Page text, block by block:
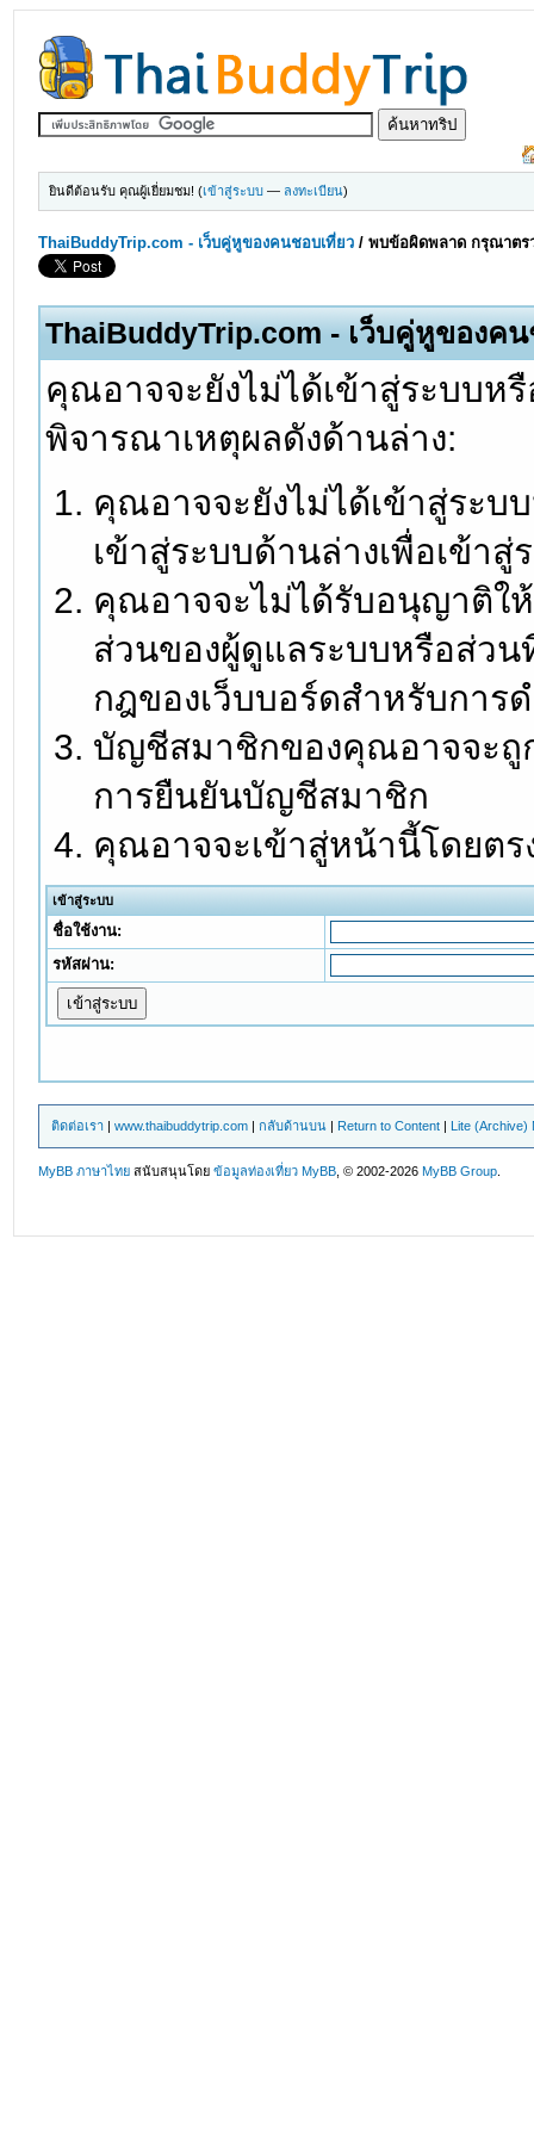
ยินดีต้อนรับ คุณผู้เยี่ยมชม! (เข้าสู่ระบบ — ลงทะเบียน)
ThaiBuddyTrip.com - เว็บคู่หูของคนชอบเที่ยว /พบข้อผิดพลาด กรุณาตร
ThaiBuddyTrip.com - เว็บคู่หูของค
คุณอาจจะยังไม่ได้เข้าสู่ระบบ
พิจารณาเหตุผลดังด้านล่าง:
คุณอาจจะยังไม่ได้เข้าสู่ระบ
เข้าสู่ระบบด้านล่างเพื่อเข้า
คุณอาจจะไม่ได้รับอนุญาติใ
ส่วนของผู้ดูแลระบบหรือส่ว
กฎของเว็บบอร์ดสำหรับการ
บัญชีสมาชิกของคุณอาจจะถู
การยืนยันบัญชีสมาชิก
คุณอาจจะเข้าสู่หน้านี้โดยต
เข้าสู่ระบบ
ชื่อใช้งาน:
รหัสผ่าน:
ติดต่อเรา |www.thaibuddytrip.com |กลับด้านบน | Return to Content | Lite (Archive)
MyBB ภาษาไทย สนับสนุนโดยข้อมูลท่องเที่ยว MyBB , © 2002-2026MyBB Group